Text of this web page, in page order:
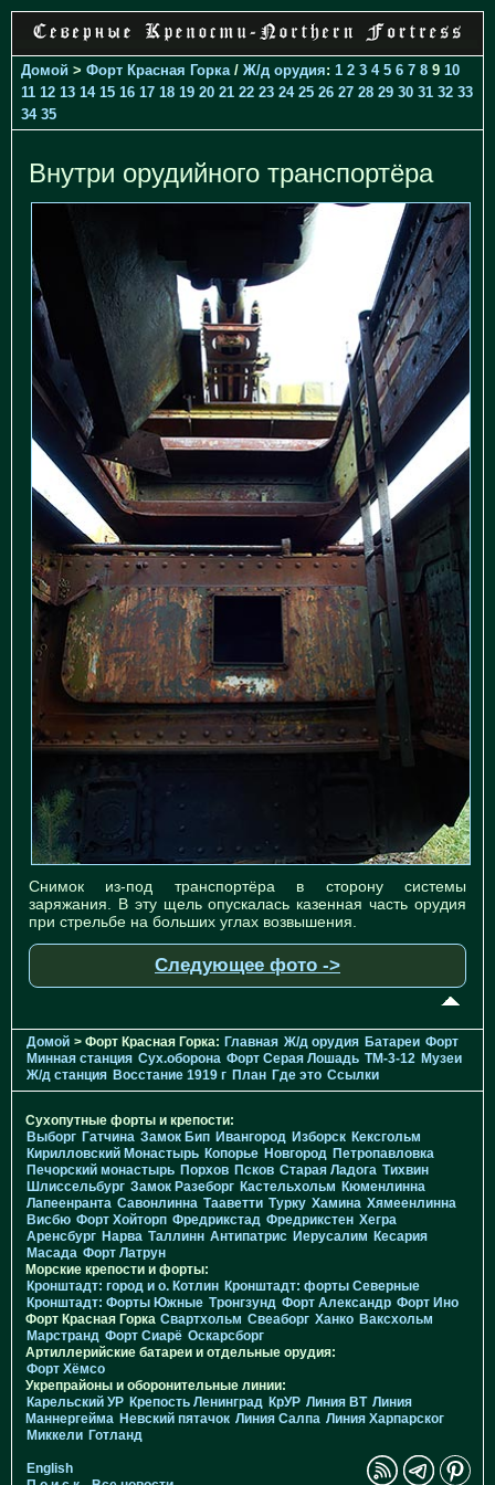
Домой > Форт Красная Горка / Ж/д орудия: 1 2 3 4 5 6 7 8 9 10
11 12 13 14 15 16 17 18 19 20 21 22 23 24 25 26 27 28 29 30 31 32 33
34 35
Внутри орудийного транспортёра
Снимок из-под транспортёра в сторону системы
заряжания. В эту щель опускалась казенная часть орудия
при стрельбе на больших углах возвышения.
Следующее фото ->
Домой > Форт Красная Горка: Главная Ж/д орудия Батареи Форт
Минная станция Cух.оборона Форт Серая Лошадь TM-3-12 Музеи
Ж/д станция Восстание 1919 г План Где это Ссылки
Сухопутные форты и крепости:
Выборг Гатчина Замок Бип Ивангород Изборск Кексгольм
Кирилловский Монастырь Копорье Новгород Петропавловка
Печорcкий монастырь Порхов Псков Старая Ладога Тихвин
Шлиссельбург Замок Разеборг Кастельхольм Кюменлинна
Лапеенранта Савонлинна Тааветти Турку Хамина Хямеенлинна
Висбю Форт Хойторп Фредрикстад Фредрикстен Хегра
Аренсбург Нарва Таллинн Антипатрис Иерусалим Кесария
Масада Форт Латрун
Морские крепости и форты:
Кронштадт: город и о. Котлин Кронштадт: форты Северные
Кронштадт: Форты Южные Тронгзунд Форт Александр Форт Ино
Форт Красная Горка Свартхольм Свеаборг Ханко Ваксхольм
Марстранд Форт Сиарё Оскарсборг
Артиллерийские батареи и отдельные орудия:
Форт Хёмсо
Укрепрайоны и оборонительные линии:
Карельский УР Крепость Ленинград КрУР Линия ВТ Линия
Маннергейма Невский пятачок Линия Салпа Линия Харпарског
Миккели Готланд
English